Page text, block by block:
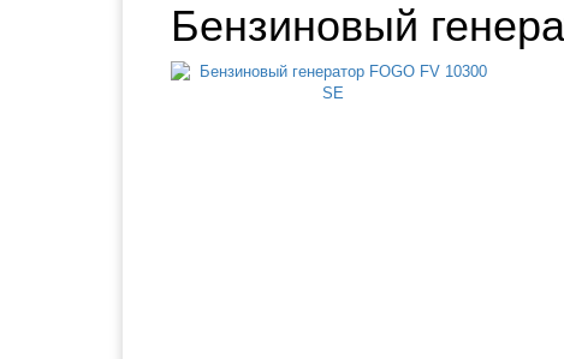
Бензиновый